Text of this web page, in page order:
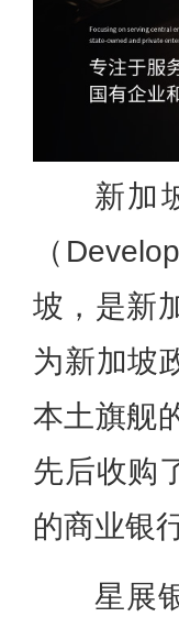
新加
（
坡，是新
为新加坡
本土旗舰
先后收购
的商业银
星展